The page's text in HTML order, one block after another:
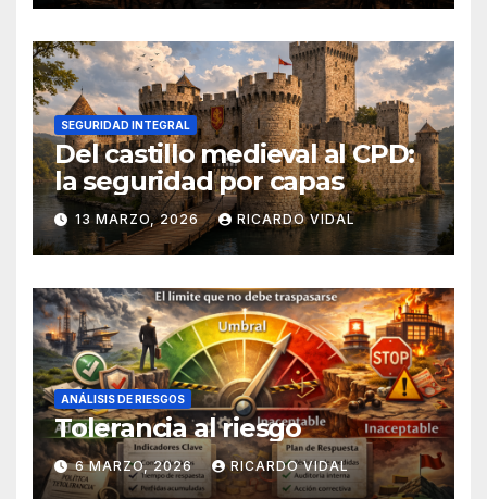
SEGURIDAD INTEGRAL
Del castillo medieval al CPD:
la seguridad por capas
13 MARZO, 2026 RICARDO VIDAL
ANÁLISIS DE RIESGOS
Tolerancia al riesgo
6 MARZO, 2026 RICARDO VIDAL